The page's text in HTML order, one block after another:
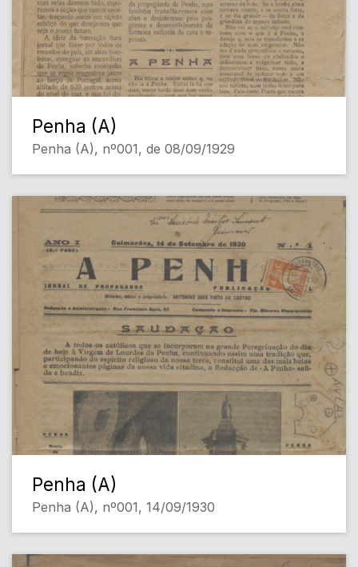
Penha (A)
Penha (A), nº001, de 08/09/1929
Penha (A)
Penha (A), nº001, 14/09/1930